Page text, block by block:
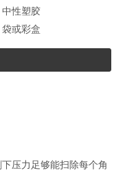
中性塑胶
袋或彩盒
压力足够能扫除每个角